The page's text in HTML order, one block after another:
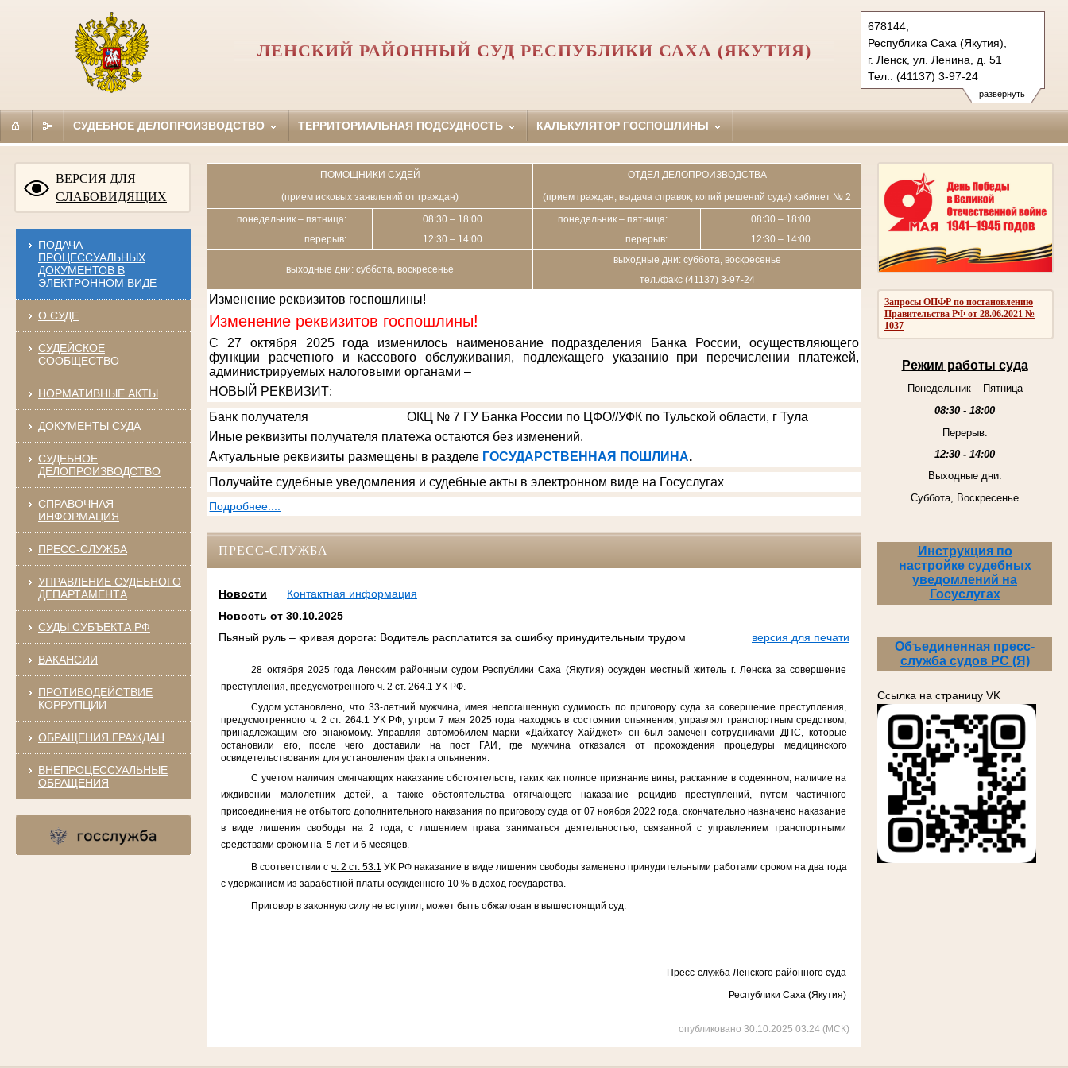
развернуть
678144,
Республика Саха (Якутия),
г. Ленск, ул. Ленина, д. 51
Тел.: (41137) 3-97-24
lensk.jak@sudrf.ru
ЛЕНСКИЙ РАЙОННЫЙ СУД РЕСПУБЛИКИ САХА (ЯКУТИЯ)
СУДЕБНОЕ ДЕЛОПРОИЗВОДСТВО ТЕРРИТОРИАЛЬНАЯ ПОДСУДНОСТЬ КАЛЬКУЛЯТОР ГОСПОШЛИНЫ
ВЕРСИЯ ДЛЯ
СЛАБОВИДЯЩИХ
ПОДАЧА
ПРОЦЕССУАЛЬНЫХ
ДОКУМЕНТОВ В
ЭЛЕКТРОННОМ ВИДЕ
О СУДЕ
СУДЕЙСКОЕ
СООБЩЕСТВО
НОРМАТИВНЫЕ АКТЫ
ДОКУМЕНТЫ СУДА
СУДЕБНОЕ
ДЕЛОПРОИЗВОДСТВО
СПРАВОЧНАЯ
ИНФОРМАЦИЯ
ПРЕСС-СЛУЖБА
УПРАВЛЕНИЕ СУДЕБНОГО
ДЕПАРТАМЕНТА
СУДЫ СУБЪЕКТА РФ
ВАКАНСИИ
ПРОТИВОДЕЙСТВИЕ
КОРРУПЦИИ
ОБРАЩЕНИЯ ГРАЖДАН
ВНЕПРОЦЕССУАЛЬНЫЕ
ОБРАЩЕНИЯ
Запросы ОПФР по постановлению
Правительства РФ от 28.06.2021 №
1037
Режим работы суда
Понедельник – Пятница
08:30 - 18:00
Перерыв:
12:30 - 14:00
Выходные дни:
Суббота, Воскресенье
Инструкция по
настройке судебных
уведомлений на
Госуслугах
Объединенная пресс-
служба судов РС (Я)
Ссылка на страницу VK
ПОМОЩНИКИ СУДЕЙ
(прием исковых заявлений от граждан)
ОТДЕЛ ДЕЛОПРОИЗВОДСТВА
(прием граждан, выдача справок, копий решений суда) кабинет № 2
понедельник – пятница:
перерыв:
08:30 – 18:00
12:30 – 14:00
понедельник – пятница:
перерыв:
08:30 – 18:00
12:30 – 14:00
выходные дни: суббота, воскресенье
выходные дни: суббота, воскресенье
тел./факс (41137) 3-97-24
Изменение реквизитов госпошлины!
Изменение реквизитов госпошлины!
С 27 октября 2025 года изменилось наименование подразделения Банка России, осуществляющего
функции расчетного и кассового обслуживания, подлежащего указанию при перечислении платежей,
администрируемых налоговыми органами –
НОВЫЙ РЕКВИЗИТ:
Банк получателя
ОКЦ № 7 ГУ Банка России по ЦФО//УФК по Тульской области, г Тула
Иные реквизиты получателя платежа остаются без изменений.
Актуальные реквизиты размещены в разделе ГОСУДАРСТВЕННАЯ ПОШЛИНА.
Получайте судебные уведомления и судебные акты в электронном виде на Госуслугах
Подробнее....
ПРЕСС-СЛУЖБА
Новости
Контактная информация
Новость от 30.10.2025
Пьяный руль – кривая дорога: Водитель расплатится за ошибку принудительным трудом
версия для печати
28 октября 2025 года Ленским районным судом Республики Саха (Якутия) осужден местный житель г. Ленска за совершение
преступления, предусмотренного ч. 2 ст. 264.1 УК РФ.
Судом установлено, что 33-летний мужчина, имея непогашенную судимость по приговору суда за совершение преступления,
предусмотренного ч. 2 ст. 264.1 УК РФ, утром7 мая 2025года находясь в состоянии опьянения, управлял транспортным средством,
принадлежащим его знакомому. Управляя автомобилеммарки «Дайхатсу Хайджет» он был замечен сотрудниками ДПС, которые
остановили его, после чего доставили на пост ГАИ
, где мужчина отказался от прохождения процедуры медицинского
освидетельствования для установления факта опьянения.
С учетом наличия смягчающих наказание обстоятельств, таких как полное признание вины, раскаяние в содеянном, наличие на
иждивении малолетних детей, а также обстоятельства отягчающего наказание рецидив преступлений,путем частичного
присоединения не отбытого дополнительного наказания по приговору суда от 07 ноября 2022 года, окончательно назначено наказание
в виде лишения свободы на 2 года, с лишением права заниматься деятельностью, связанной с управлением транспортными
средствами сроком на 5 лет и 6 месяцев.
В соответствии с ч. 2 ст. 53.1 УК РФ наказание в виде лишения свободы заменено принудительными работами сроком на два года
с удержанием из заработной платы осужденного 10 % в доход государства.
Приговор в законную силу не вступил,может быть обжалован в вышестоящий суд.
Пресс-служба Ленского районного суда
Республики Саха (Якутия)
опубликовано 30.10.2025 03:24 (МСК)